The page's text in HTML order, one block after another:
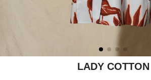
LADY COTTON